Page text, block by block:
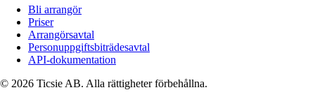
Bli arrangör
Priser
Arrangörsavtal
Personuppgiftsbiträdesavtal
API-dokumentation
© 2026 Ticsie AB. Alla rättigheter förbehållna.